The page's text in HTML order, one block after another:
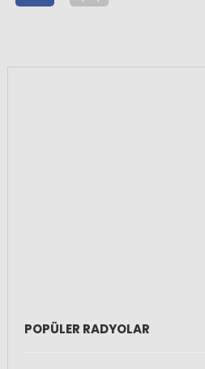
POPÜLER RADYOLAR